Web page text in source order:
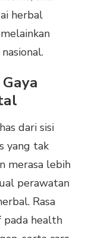
herbal
dari sisi
yang tak
merasa lebih
perawatan
Rasa
pada health